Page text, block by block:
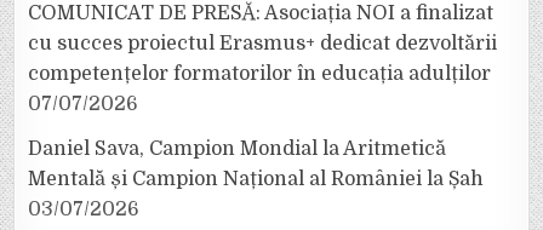
COMUNICAT DE PRESĂ: Asociația NOI a finalizat
cu succes proiectul Erasmus+ dedicat dezvoltării
competențelor formatorilor în educația adulților
07/07/2026
Daniel Sava, Campion Mondial la Aritmetică
Mentală și Campion Național al României la Șah
03/07/2026